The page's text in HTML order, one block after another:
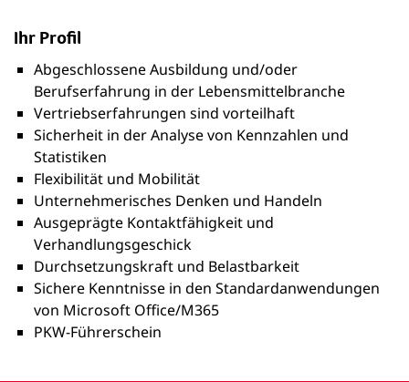
Ihr Profil
Abgeschlossene Ausbildung und/oder
Berufserfahrung in der Lebensmittelbranche
Vertriebserfahrungen sind vorteilhaft
Sicherheit in der Analyse von Kennzahlen und
Statistiken
Flexibilität und Mobilität
Unternehmerisches Denken und Handeln
Ausgeprägte Kontaktfähigkeit und
Verhandlungsgeschick
Durchsetzungskraft und Belastbarkeit
Sichere Kenntnisse in den Standardanwendungen
von Microsoft Office/M365
PKW-Führerschein